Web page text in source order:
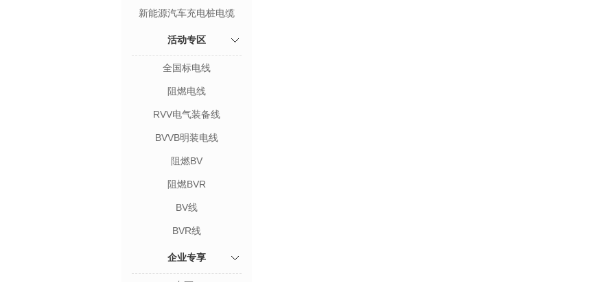
新能源汽车充电桩电缆
活动专区
全国标电线
阻燃电线
RVV电气装备线
BVVB明装电线
阻燃BV
阻燃BVR
BV线
BVR线
企业专享